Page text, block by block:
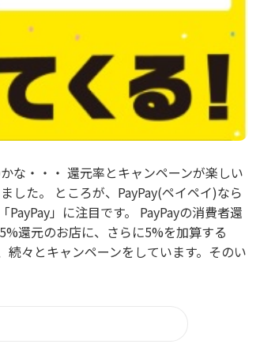
な・・・ 還元率とキャンペーンが楽しい
した。 ところが、PayPay(ペイペイ)なら
」に注目です。 PayPayの消費者還
還元のお店に、さらに5%を加算する
続々とキャンペーンをしています。そのい